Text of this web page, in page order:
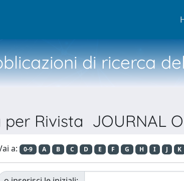
di ricerca
Rivista JOURNAL
a: 0-9 A B C D E F G H I J K